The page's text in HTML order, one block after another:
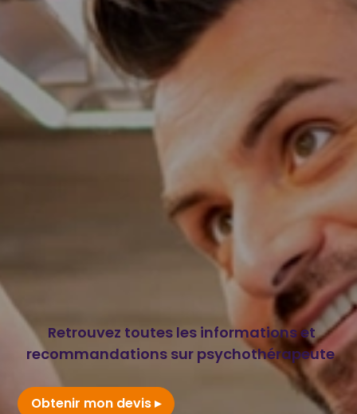
Retrouvez toutes les informations et
recommandations sur psychothérapeute
Obtenir mon devis